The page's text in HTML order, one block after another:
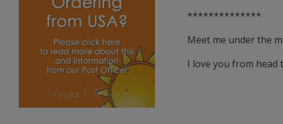
**************
Meet me under the
I love you from head